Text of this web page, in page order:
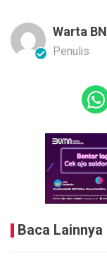
Warta BN
Penulis
Baca Lainnya